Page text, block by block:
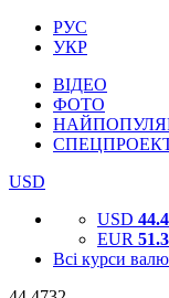
РУС
УКР
ВІДЕО
ФОТО
USD
USD
EUR
Всі курси